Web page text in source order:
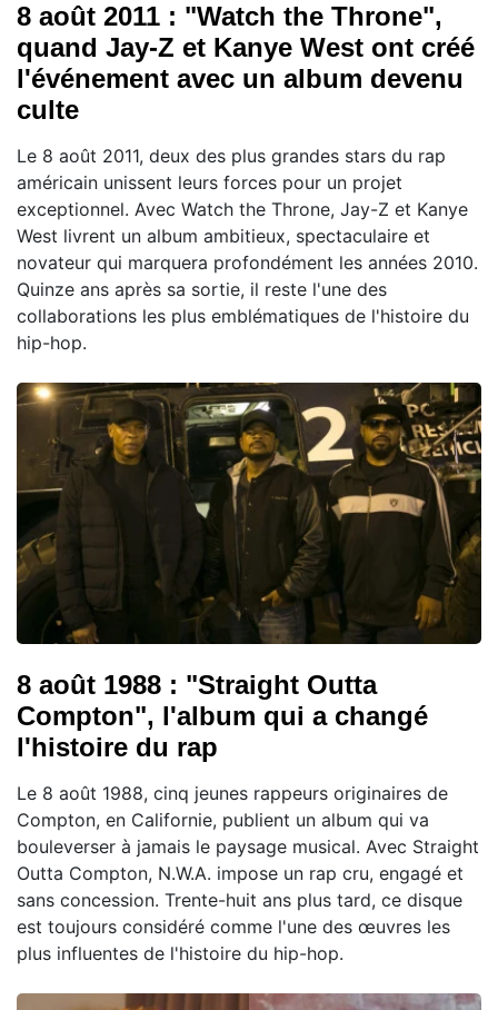
8 août 2011 : "Watch the Throne",
quand Jay-Z et Kanye West ont créé
l'événement avec un album devenu
culte
Le 8 août 2011, deux des plus grandes stars du rap
américain unissent leurs forces pour un projet
exceptionnel. Avec Watch the Throne, Jay-Z et Kanye
West livrent un album ambitieux, spectaculaire et
novateur qui marquera profondément les années 2010.
Quinze ans après sa sortie, il reste l'une des
collaborations les plus emblématiques de l'histoire du
hip-hop.
8 août 1988 : "Straight Outta
Compton", l'album qui a changé
l'histoire du rap
Le 8 août 1988, cinq jeunes rappeurs originaires de
Compton, en Californie, publient un album qui va
bouleverser à jamais le paysage musical. Avec Straight
Outta Compton, N.W.A. impose un rap cru, engagé et
sans concession. Trente-huit ans plus tard, ce disque
est toujours considéré comme l'une des œuvres les
plus influentes de l'histoire du hip-hop.